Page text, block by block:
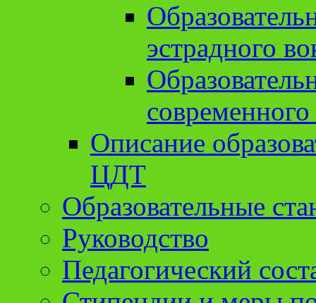
эстрадного
Описание
ЦДТ
Образовательные
Руководство
Педагогический